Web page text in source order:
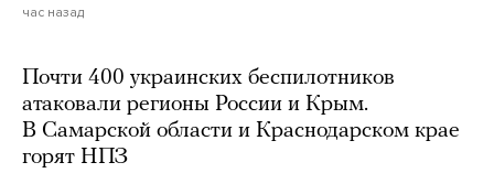
час назад
Почти 400 украинских беспилотников
атаковали регионы России и Крым.
В Самарской области и Краснодарском крае
горят НПЗ